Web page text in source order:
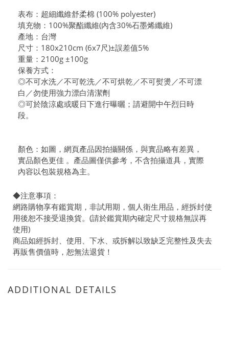
表布：超細纖維舒柔棉 (100% polyester)
填充物：100%聚酯纖維(內含30%石墨烯纖維)
產地：台灣
尺寸：180x210cm (6x7尺)±誤差值5%
重量：2100g ±100g
保養方式：
◎不可水洗／不可乾洗／不可烘乾／不可熨燙／不可漂
白／勿使用強力漂白清潔劑
◎可於陰涼處或暖日下進行曝曬；請避開中午烈日時
段。
顏色：如圖，網頁產品因拍攝關係，與實品略有差異，
實品顏色更佳 。產品圖僅供參考，不含拍攝道具，實際
內容以包裝規格為主。
◆注意事項：
網路購物享有鑑賞期，非試用期，個人衛生用品，經拆封使
用後恕不接受退換貨。(請於鑑賞期內確定尺寸規格無誤再
使用)
商品如經拆封、使用、下水、或拆解以致缺乏完整性及失去
再販售價值時，恕無法退貨！
ADDITIONAL DETAILS